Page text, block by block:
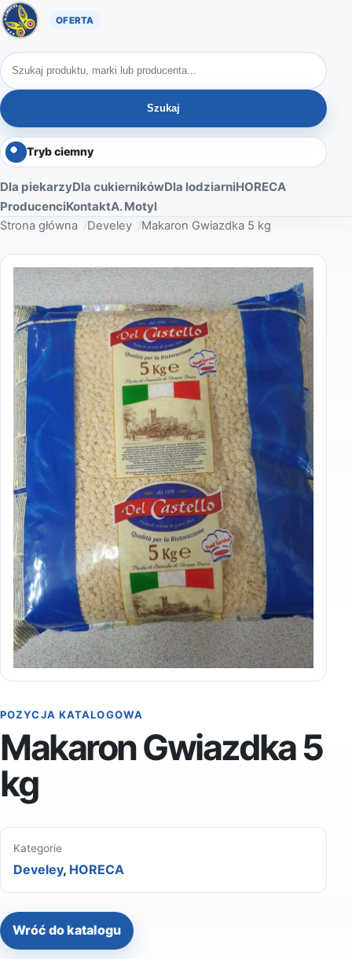
Oferta A. Motyl
Szukaj produktów
Szukaj
Tryb ciemny
Dla piekarzyDla cukiernikówDla lodziarniHORECA
ProducenciKontaktA. Motyl
Strona główna Develey Makaron Gwiazdka 5 kg
POZYCJA KATALOGOWA
Makaron Gwiazdka 5
kg
Kategorie
Develey, HORECA
Wróć do katalogu